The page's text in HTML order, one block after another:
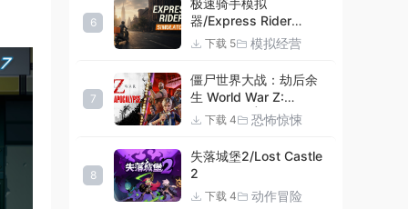
6
极速骑手模拟
器/Express Rider
Simulator
下载 5 模拟经营
7
僵尸世界大战：劫后余
生 World War Z:
Aftermath |官方中文
09.27.24 v20240924
集成DLCs 赠多项修改器
+赠999等级.荣誉技能.
紫色荣誉头框.荣誉枪械
技能.解锁存档 解压即玩
下载 4 恐怖惊悚
8
失落城堡2/Lost Castle
2
下载 4 动作冒险